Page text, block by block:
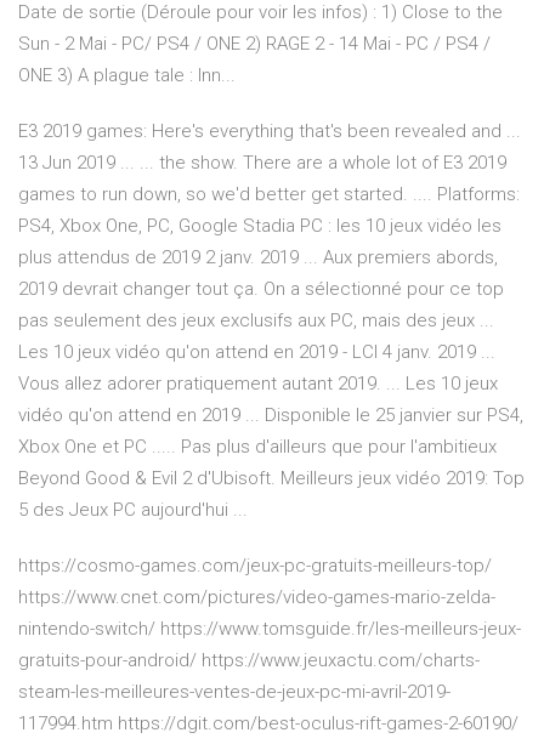
Date de sortie (Déroule pour voir les infos) : 1) Close to the
Sun - 2 Mai - PC/ PS4 / ONE 2) RAGE 2 - 14 Mai - PC / PS4 /
ONE 3) A plague tale : Inn...
E3 2019 games: Here's everything that's been revealed and ...
13 Jun 2019 ... ... the show. There are a whole lot of E3 2019
games to run down, so we'd better get started. .... Platforms:
PS4, Xbox One, PC, Google Stadia PC : les 10 jeux vidéo les
plus attendus de 2019 2 janv. 2019 ... Aux premiers abords,
2019 devrait changer tout ça. On a sélectionné pour ce top
pas seulement des jeux exclusifs aux PC, mais des jeux ...
Les 10 jeux vidéo qu'on attend en 2019 - LCI 4 janv. 2019 ...
Vous allez adorer pratiquement autant 2019. ... Les 10 jeux
vidéo qu'on attend en 2019 ... Disponible le 25 janvier sur PS4,
Xbox One et PC ..... Pas plus d'ailleurs que pour l'ambitieux
Beyond Good & Evil 2 d'Ubisoft. Meilleurs jeux vidéo 2019: Top
5 des Jeux PC aujourd'hui ...
https://cosmo-games.com/jeux-pc-gratuits-meilleurs-top/
https://www.cnet.com/pictures/video-games-mario-zelda-
nintendo-switch/ https://www.tomsguide.fr/les-meilleurs-jeux-
gratuits-pour-android/ https://www.jeuxactu.com/charts-
steam-les-meilleures-ventes-de-jeux-pc-mi-avril-2019-
117994.htm https://dgit.com/best-oculus-rift-games-2-60190/